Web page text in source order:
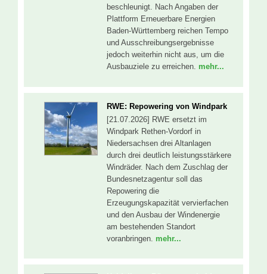
beschleunigt. Nach Angaben der
Plattform Erneuerbare Energien
Baden-Württemberg reichen Tempo
und Ausschreibungsergebnisse
jedoch weiterhin nicht aus, um die
Ausbauziele zu erreichen. mehr...
RWE: Repowering von Windpark
[21.07.2026] RWE ersetzt im
Windpark Rethen-Vordorf in
Niedersachsen drei Altanlagen
durch drei deutlich leistungsstärkere
Windräder. Nach dem Zuschlag der
Bundesnetzagentur soll das
Repowering die
Erzeugungskapazität vervierfachen
und den Ausbau der Windenergie
am bestehenden Standort
voranbringen. mehr...